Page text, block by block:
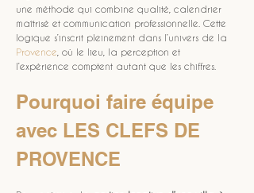
une méthode qui combine qualité, calendrier
maîtrisé et communication professionnelle. Cette
logique s’inscrit pleinement dans l’univers de la
Provence , où le lieu, la perception et
l’expérience comptent autant que les chiffres.
Pourquoi faire équipe
avec LES CLEFS DE
PROVENCE